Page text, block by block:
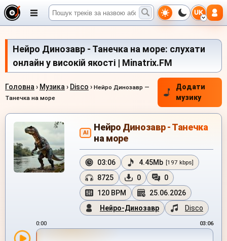
UK
Нейро Динозавр - Танечка на море: слухати
онлайн у високій якості | Minatrix.FM
Головна › Музика › Disco › Нейро Динозавр —
Танечка на море
Додати
музику
AI
Нейро Динозавр - Танечка
на море
03:06 4.45Mb [197 kbps]
8725 0
0
120 BPM
25.06.2026
Нейро-Динозавр
Disco
0:00 03:06